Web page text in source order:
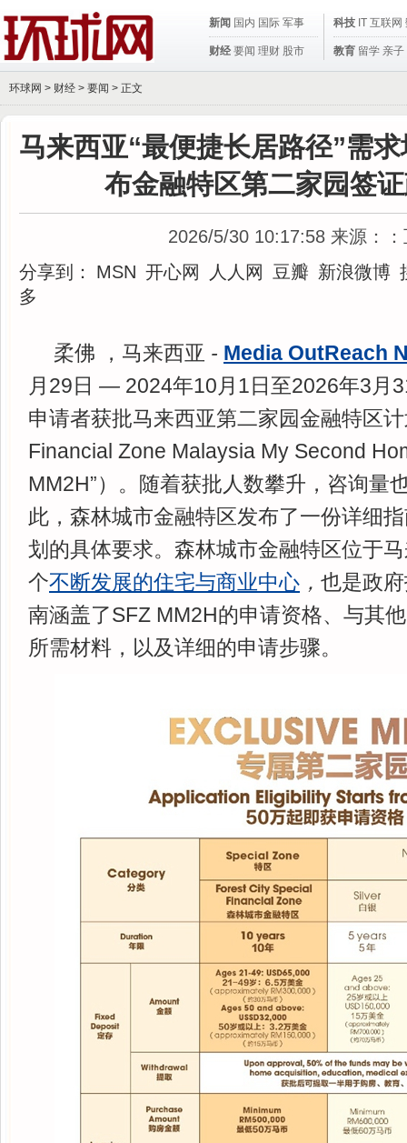
新闻 国内 国际 军事
财经 要闻 理财 股市
科技 IT 互联网
教育 留学 亲子
环球网 > 财经 > 要闻 > 正文
马来西亚“最便捷长居路径”需
布金融特区第二家园签
2026/5/30 10:17:58 来源：
分享到：
MSN 开心网 人人网 豆瓣 新浪微博
多
柔佛 ，马来西亚 - Media OutReach
月29日 — 2024年10月1日至2026年3月
申请者获批马来西亚第二家园金融特区
Financial Zone Malaysia My Second
MM2H”）。随着获批人数攀升，咨询量
此，森林城市金融特区发布了一份详细
划的具体要求。森林城市金融特区位于
个不断发展的住宅与商业中心 ， 也是政
南涵盖了SFZ MM2H的申请资格、与其
所需材料，以及详细的申请步骤。